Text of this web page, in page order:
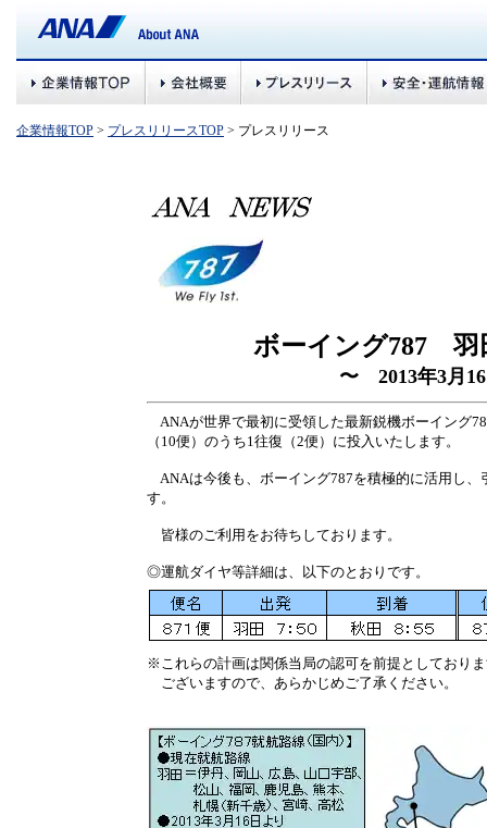
企業情報TOP > プレスリリースTOP > プレスリリース
ボーイング787 羽
〜 2013年3月
ANAが世界で最初に受領した最新鋭機ボーイング
（10便）のうち1往復（2便）に投入いたします。
ANAは今後も、ボーイング787を積極的に活用し
す。
皆様のご利用をお待ちしております。
◎運航ダイヤ等詳細は、以下のとおりです。
※ これらの計画は関係当局の認可を前提としており
ございますので、あらかじめご了承ください。